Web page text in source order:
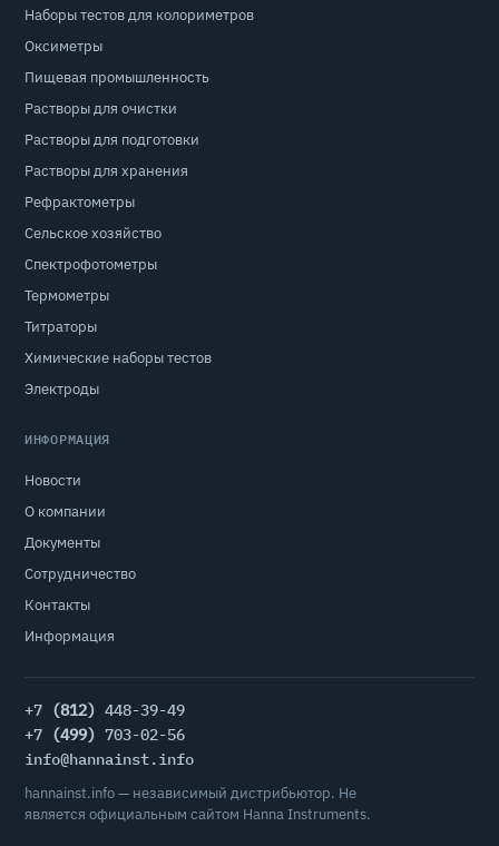
Наборы тестов для колориметров
Оксиметры
Пищевая промышленность
Растворы для очистки
Растворы для подготовки
Растворы для хранения
Рефрактометры
Сельское хозяйство
Спектрофотометры
Термометры
Титраторы
Химические наборы тестов
Электроды
ИНФОРМАЦИЯ
Новости
О компании
Документы
Сотрудничество
Контакты
Информация
+7 (812) 448-39-49
+7 (499) 703-02-56
info@hannainst.info
hannainst.info — независимый дистрибьютор. Не
является официальным сайтом Hanna Instruments.